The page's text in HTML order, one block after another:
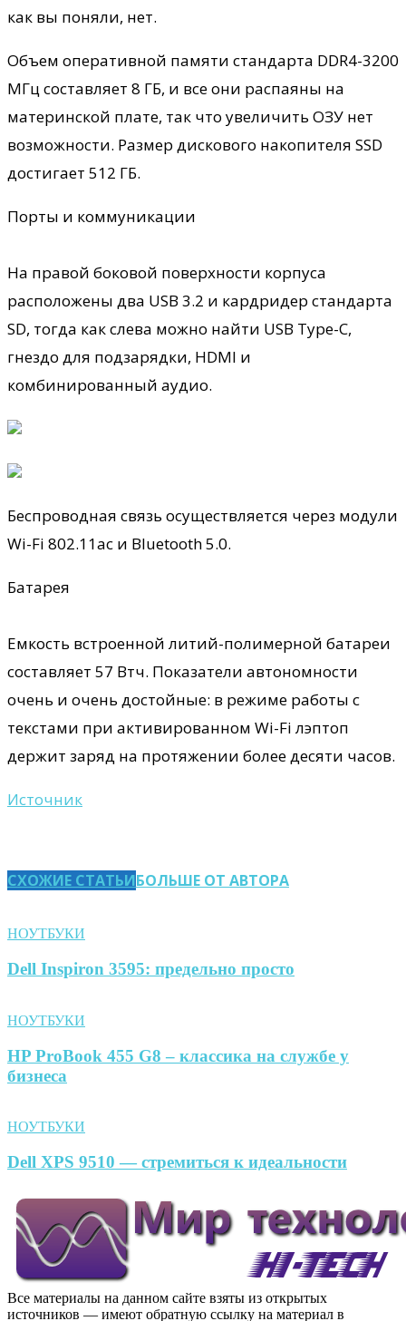
как вы поняли, нет.
Объем оперативной памяти стандарта DDR4-3200
МГц составляет 8 ГБ, и все они распаяны на
материнской плате, так что увеличить ОЗУ нет
возможности. Размер дискового накопителя SSD
достигает 512 ГБ.
Порты и коммуникации
На правой боковой поверхности корпуса
расположены два USB 3.2 и кардридер стандарта
SD, тогда как слева можно найти USB Type-C,
гнездо для подзарядки, HDMI и
комбинированный аудио.
Беспроводная связь осуществляется через модули
Wi-Fi 802.11ac и Bluetooth 5.0.
Батарея
Емкость встроенной литий-полимерной батареи
составляет 57 Втч. Показатели автономности
очень и очень достойные: в режиме работы с
текстами при активированном Wi-Fi лэптоп
держит заряд на протяжении более десяти часов.
Источник
СХОЖИЕ СТАТЬИБОЛЬШЕ ОТ АВТОРА
НОУТБУКИ
Dell Inspiron 3595: предельно просто
НОУТБУКИ
HP ProBook 455 G8 – классика на службе у
бизнеса
НОУТБУКИ
Dell XPS 9510 — стремиться к идеальности
Все материалы на данном сайте взяты из открытых
источников — имеют обратную ссылку на материал в